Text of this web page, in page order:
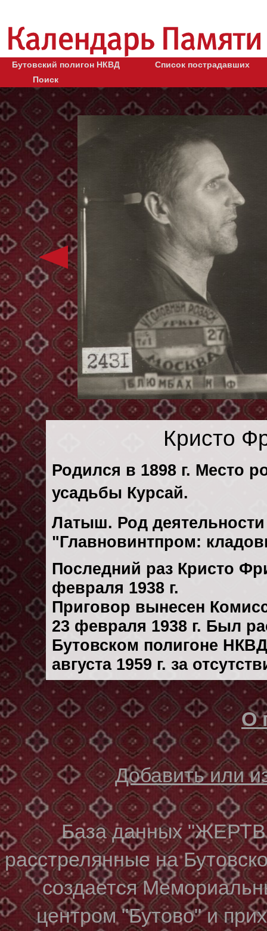
Бутовский полигон НКВД
Список пострадавших
Поиск
Кристо
Родился в 1898 г. Место
усадьбы Курсай.
Латыш. Род
"Главновинтпром:
Последний раз Кристо
февраля 1938 г.
Приговор вынесен
23 февраля 1938 г. Был
Бутовском полигоне
августа 1959 г. за
О
Добавить или
База данных
расстрелянные на
создается
центром "Бутово" и